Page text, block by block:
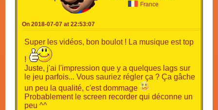
France
On 2018-07-07 at 22:53:07
Super les vidéos, bon boulot ! La musique est top
!
Juste, j'ai l'impression que y a quelques lags sur
le jeu parfois... Vous sauriez régler ça ? Ça gâche
un peu la qualité, c'est dommage
Probablement le screen recorder qui déconne un
peu ^^